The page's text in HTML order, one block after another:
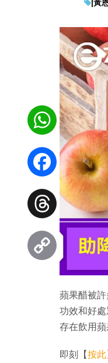
|黃
蘋果醋被
功效和好
存在飲用
即刻【按此
WhatsApp
Facebook
Threads
Copy
Link